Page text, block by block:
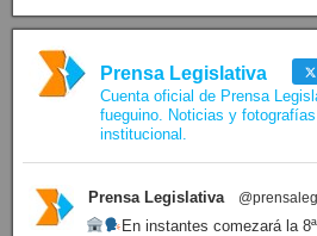
Prensa Legislativa
Cuenta oficial de Prensa
fueguino. Noticias y
institucional.
Prensa Legislativa
En instantes comezará la